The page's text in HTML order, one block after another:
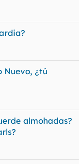
Nuevo, ¿tú
almohadas?